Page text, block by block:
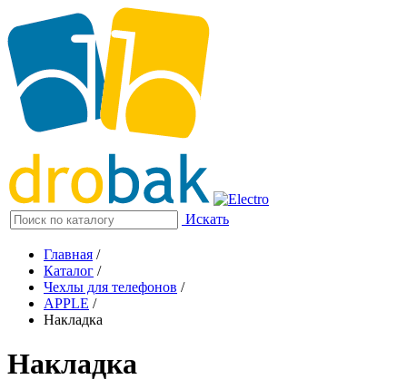
Искать
Главная /
Каталог /
Чехлы для телефонов /
APPLE /
Накладка
Накладка